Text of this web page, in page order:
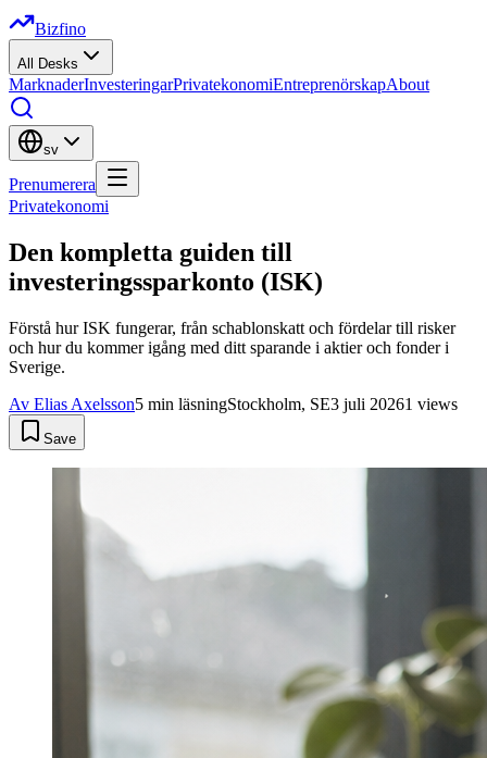
Bizfino
All Desks
MarknaderInvesteringarPrivatekonomiEntreprenörskapAbout
sv
Prenumerera
Privatekonomi
Den kompletta guiden till
investeringssparkonto (ISK)
Förstå hur ISK fungerar, från schablonskatt och fördelar till risker
och hur du kommer igång med ditt sparande i aktier och fonder i
Sverige.
Av Elias Axelsson5 min läsningStockholm, SE3 juli 20261 views
Save